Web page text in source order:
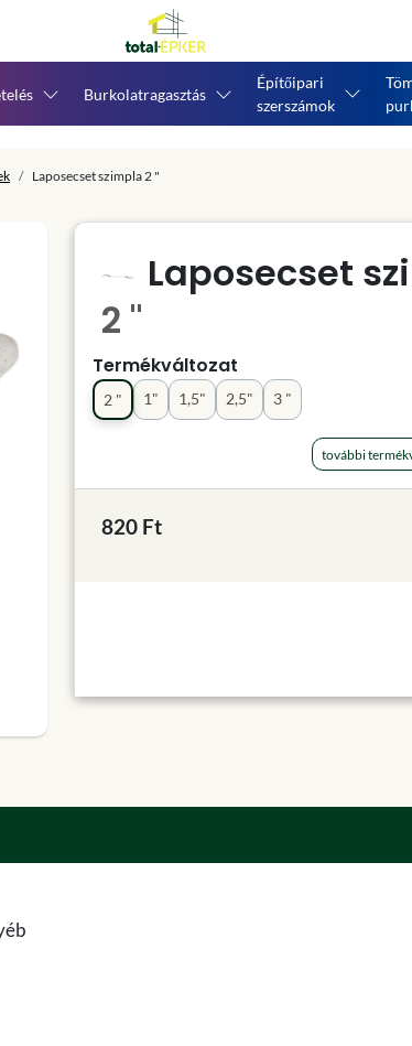
Burkolatragasztás
Építőipari
szerszámok
Laposecset szimpla 2 "
Laposecset
2 "
Termékváltozat
1" 1,5"
2 " 2,5" 3 "
további
820 Ft